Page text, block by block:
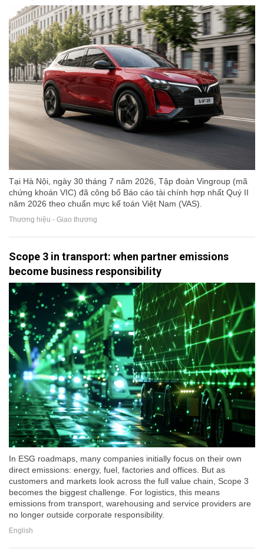
Tại Hà Nội, ngày 30 tháng 7 năm 2026, Tập đoàn Vingroup (mã
chứng khoán VIC) đã công bố Báo cáo tài chính hợp nhất Quý II
năm 2026 theo chuẩn mực kế toán Việt Nam (VAS).
Thương hiệu - Giao thương
Scope 3 in transport: when partner emissions
become business responsibility
In ESG roadmaps, many companies initially focus on their own
direct emissions: energy, fuel, factories and offices. But as
customers and markets look across the full value chain, Scope 3
becomes the biggest challenge. For logistics, this means
emissions from transport, warehousing and service providers are
no longer outside corporate responsibility.
English